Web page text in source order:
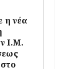
η νέα
Ι.Μ.